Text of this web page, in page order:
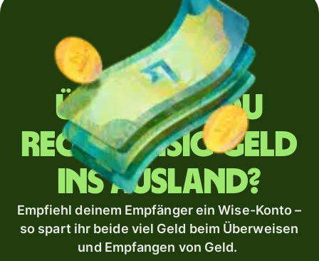
Überweist du
regelmäßig Geld
ins Ausland?
Empfiehl deinem Empfänger ein Wise-Konto –
so spart ihr beide viel Geld beim Überweisen
und Empfangen von Geld.